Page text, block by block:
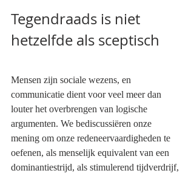
Tegendraads is niet
hetzelfde als sceptisch
Mensen zijn sociale wezens, en
communicatie dient voor veel meer dan
louter het overbrengen van logische
argumenten. We bediscussiëren onze
mening om onze redeneervaardigheden te
oefenen, als menselijk equivalent van een
dominantiestrijd, als stimulerend tijdverdrijf,